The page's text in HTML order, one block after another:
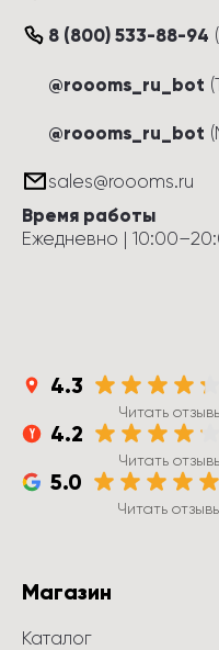
8 (800) 533-88-94 (
@roooms_ru_bot
@roooms_ru_bot
sales@roooms.ru
Время работы
Ежедневно | 10:00–
4.3
Читать
4.2
Читать
5.0
Читать
Магазин
Каталог